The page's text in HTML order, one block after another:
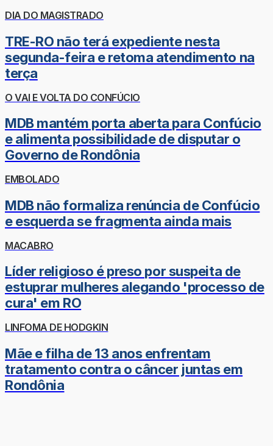
DIA DO MAGISTRADO
TRE-RO não terá expediente nesta
segunda-feira e retoma atendimento na
terça
O VAI E VOLTA DO CONFÚCIO
MDB mantém porta aberta para Confúcio
e alimenta possibilidade de disputar o
Governo de Rondônia
EMBOLADO
MDB não formaliza renúncia de Confúcio
e esquerda se fragmenta ainda mais
MACABRO
Líder religioso é preso por suspeita de
estuprar mulheres alegando 'processo de
cura' em RO
LINFOMA DE HODGKIN
Mãe e filha de 13 anos enfrentam
tratamento contra o câncer juntas em
Rondônia